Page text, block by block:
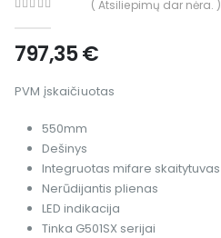
( Atsiliepimų dar nėra. )
797,35€
PVM įskaičiuotas
550mm
Dešinys
Integruotas mifare skaitytuvas
Nerūdijantis plienas
LED indikacija
Tinka G501SX serijai